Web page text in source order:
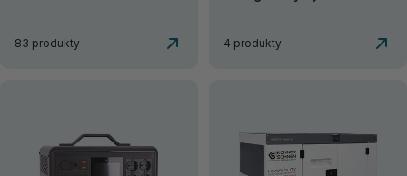
83 produkty 4 produkty